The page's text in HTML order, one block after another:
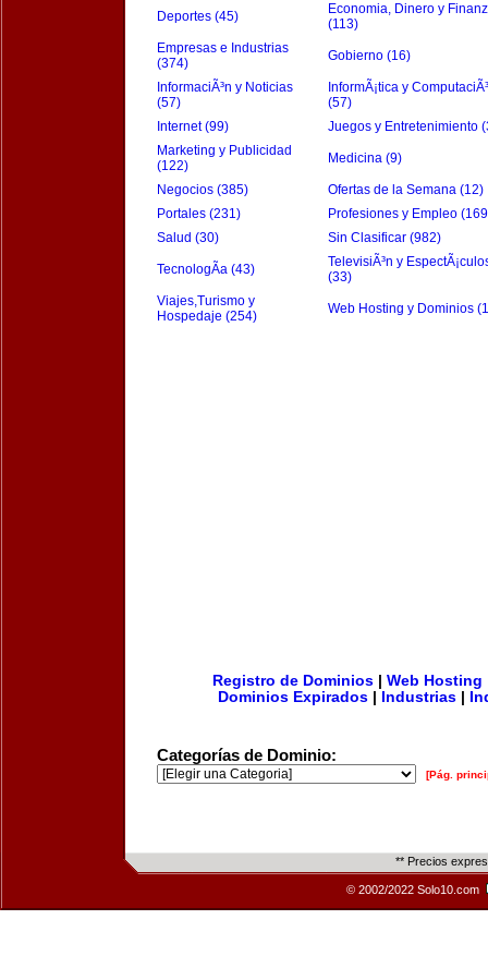
Deportes (45)
Economia, Dinero y
(113)
Empresas e Industrias
(374)
Gobierno (16)
InformaciÃ³n y Noticias
(57)
InformÃ¡tica y
(57)
Internet (99)
Juegos y Entretenimiento
Marketing y Publicidad
(122)
Medicina (9)
Negocios (385)
Ofertas de la Semana (12)
Portales (231)
Profesiones y Empleo
Salud (30)
Sin Clasificar (982)
TecnologÃ­a (43)
TelevisiÃ³n y
(33)
Viajes,Turismo y
Hospedaje (254)
Web Hosting y Dominios
Registro de Dominios| Web Hosting
Dominios Expirados
Industrias
Categorías de Dominio:
[Pág.
** Precios
© 2002/2022 Solo10.com